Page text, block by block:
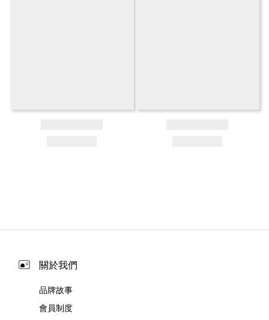
關於我們
品牌故事
會員制度